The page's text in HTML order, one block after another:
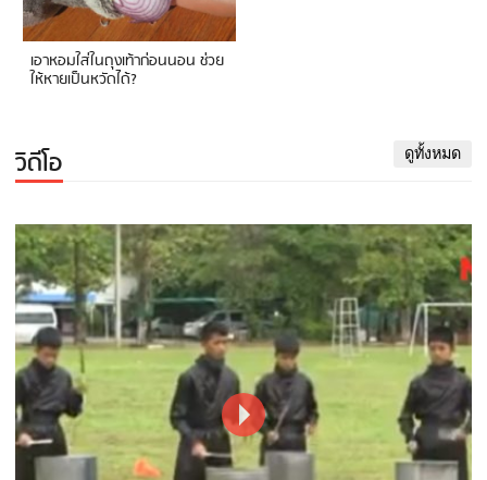
เอาหอมใส่ในถุงเท้าก่อนนอน ช่วย
ให้หายเป็นหวัดได้?
วิดีโอ ดูทั้งหมด